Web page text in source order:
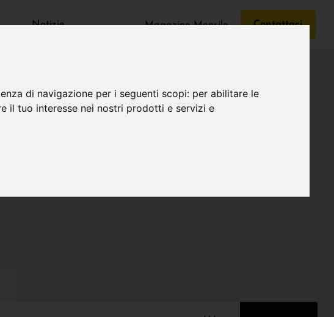
di navigazione per i seguenti scopi: per abilitare le
il tuo interesse nei nostri prodotti e servizi e
Notizie Magazine Mensile Contattaci